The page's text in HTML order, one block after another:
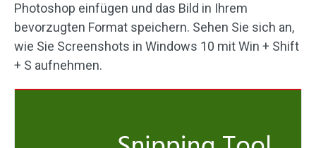
Photoshop einfügen und das Bild in Ihrem
bevorzugten Format speichern. Sehen Sie sich an,
wie Sie Screenshots in Windows 10 mit Win + Shift
+ S aufnehmen.